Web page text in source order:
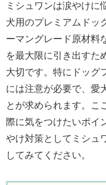
ミシュワンは涙やけに
犬用のプレミアムドッ
ーマングレード原材料
を最大限に引き出すた
大切です。特にドッグ
には注意が必要で、愛
とが求められます。こ
際に気をつけたいポイ
やけ対策としてミシュ
してみてください。